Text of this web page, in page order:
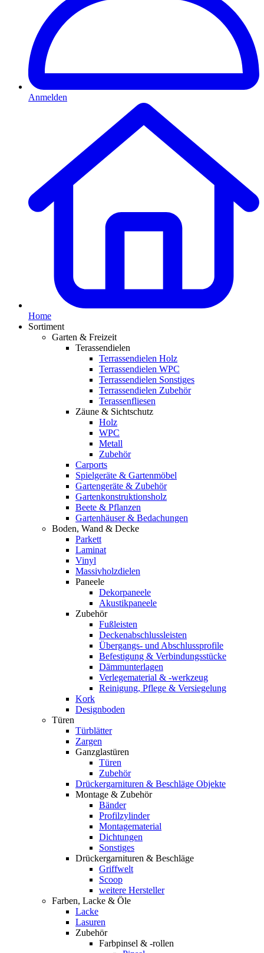
Anmelden
Home
Sortiment
Garten & Freizeit
Terassendielen
Terrassendielen Holz
Terrassendielen WPC
Terrassendielen Sonstiges
Terrassendielen Zubehör
Terassenfliesen
Zäune & Sichtschutz
Holz
WPC
Metall
Zubehör
Carports
Spielgeräte & Gartenmöbel
Gartengeräte & Zubehör
Gartenkonstruktionsholz
Beete & Pflanzen
Gartenhäuser & Bedachungen
Boden, Wand & Decke
Parkett
Laminat
Vinyl
Massivholzdielen
Paneele
Dekorpaneele
Akustikpaneele
Zubehör
Fußleisten
Deckenabschlussleisten
Übergangs- und Abschlussprofile
Befestigung & Verbindungsstücke
Dämmunterlagen
Verlegematerial & -werkzeug
Reinigung, Pflege & Versiegelung
Kork
Designboden
Türen
Türblätter
Zargen
Ganzglastüren
Türen
Zubehör
Drückergarnituren & Beschläge Objekte
Montage & Zubehör
Bänder
Profilzylinder
Montagematerial
Dichtungen
Sonstiges
Drückergarnituren & Beschläge
Griffwelt
Scoop
weitere Hersteller
Farben, Lacke & Öle
Lacke
Lasuren
Zubehör
Farbpinsel & -rollen